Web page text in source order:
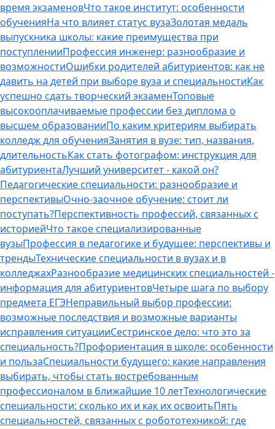
время экзаменовЧто такое институт: особенности
обученияНа что влияет статус вузаЗолотая медаль
выпускника школы: какие преимущества при
поступленииПрофессия инженер: разнообразие и
возможностиОшибки родителей абитуриентов: как не
давить на детей при выборе вуза и специальностиКак
успешно сдать творческий экзаменТоповые
высокооплачиваемые профессии без диплома о
высшем образованииПо каким критериям выбирать
колледж для обученияЗанятия в вузе: тип, названия,
длительностьКак стать фотографом: инструкция для
абитуриентаЛучший университет - какой он?
Педагогические специальности: разнообразие и
перспективыОчно-заочное обучение: стоит ли
поступать?Перспективность профессий, связанных с
историейЧто такое специализированные
вузыПрофессия в педагогике и будущее: перспективы и
трендыТехнические специальности в вузах и в
колледжахРазнообразие медицинских специальностей -
информация для абитуриентовЧетыре шага по выбору
предмета ЕГЭНеправильный выбор профессии:
возможные последствия и возможные варианты
исправления ситуацииСестринское дело: что это за
специальность?Профориентация в школе: особенности
и пользаСпециальности будущего: какие направления
выбирать, чтобы стать востребованным
профессионалом в ближайшие 10 летТехнологические
специальности: сколько их и как их освоитьПять
специальностей, связанных с робототехникой: где